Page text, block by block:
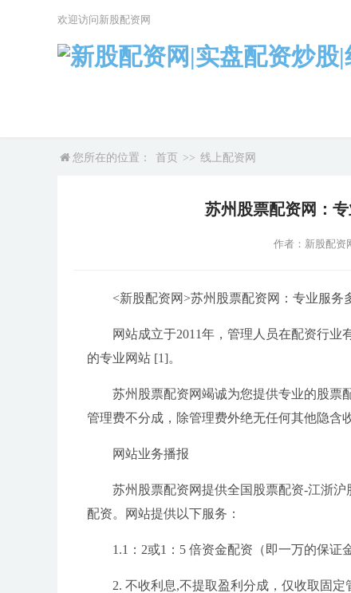
欢迎访问新股配资网
您所在的位置： 首页 >> 线上配资网
苏州股票配资网：
作者：新股配资
<新股配资网>苏州股票配资网：专业服务
网站成立于2011年，管理人员在配资行
的专业网站 [1]。
苏州股票配资网竭诚为您提供专业的股票
管理费不分成，除管理费外绝无任何其他隐含
网站业务播报
苏州股票配资网提供全国股票配资-江浙
配资。网站提供以下服务：
1.1：2或1：5 倍资金配资（即一万的保证
2. 不收利息,不提取盈利分成，仅收取固